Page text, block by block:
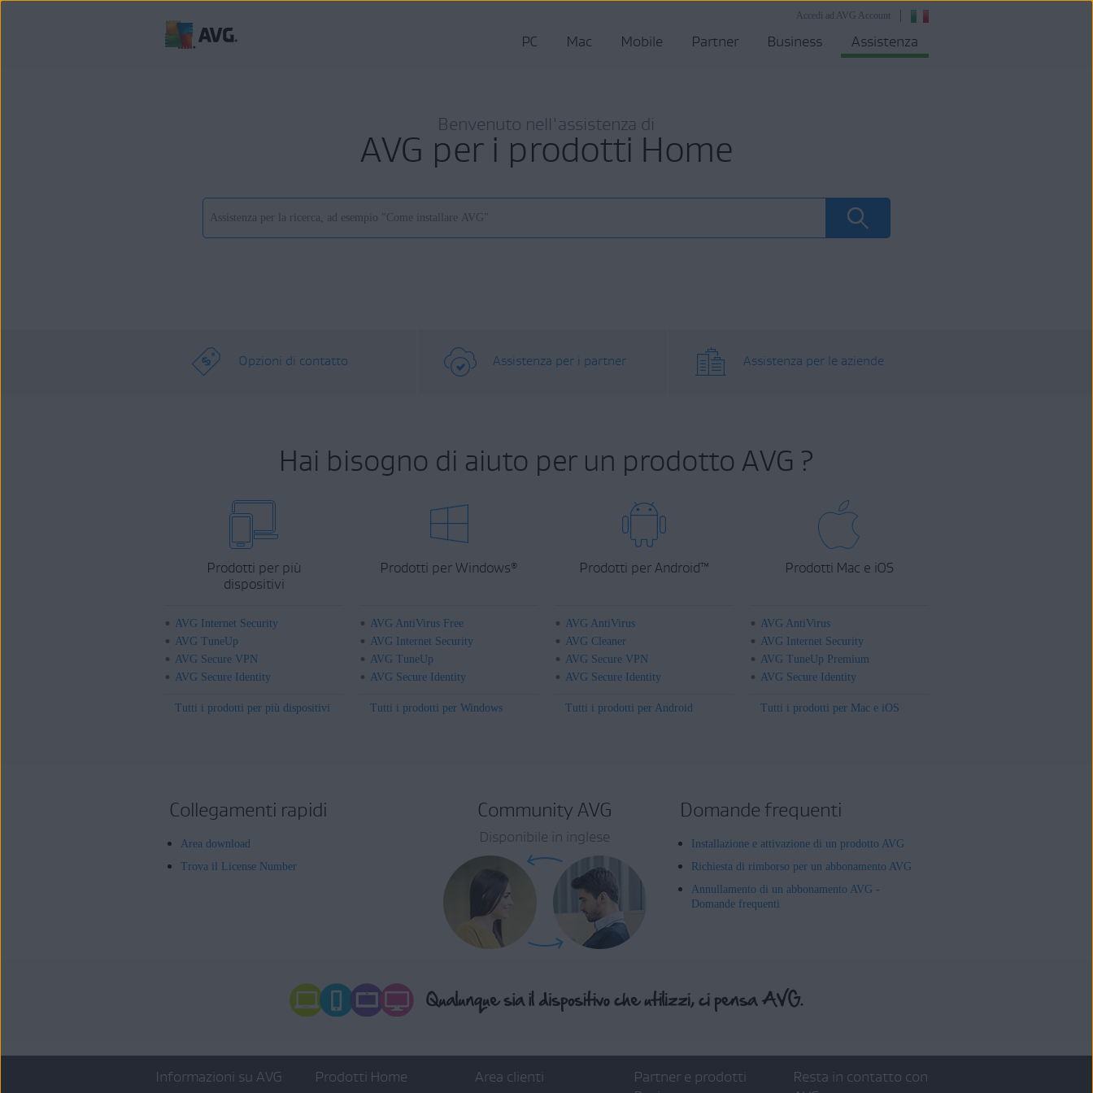
Accedi ad AVG Account
PC Mac Mobile Partner Business Assistenza
Benvenuto nell'assistenza di
AVG per i prodotti Home
Opzioni di contatto Assistenza per i partner Assistenza per le aziende
Hai bisogno di aiuto per un prodotto AVG ?
Prodotti per più
dispositivi
AVG Internet Security
AVG TuneUp
AVG Secure VPN
AVG Secure Identity
Tutti i prodotti per più dispositivi
Prodotti per Windows®
AVG AntiVirus Free
AVG Internet Security
AVG TuneUp
AVG Secure Identity
Tutti i prodotti per Windows
Prodotti per Android™
AVG AntiVirus
AVG Cleaner
AVG Secure VPN
AVG Secure Identity
Tutti i prodotti per Android
Prodotti Mac e iOS
AVG AntiVirus
AVG Internet Security
AVG TuneUp Premium
AVG Secure Identity
Tutti i prodotti per Mac e iOS
Collegamenti rapidi
Area download
Trova il License Number
Community AVG
Disponibile in inglese
Domande frequenti
Installazione e attivazione di un prodotto AVG
Richiesta di rimborso per un abbonamento AVG
Annullamento di un abbonamento AVG -
Domande frequenti
Informazioni su AVG Prodotti Home Area clienti
Partner e prodotti
Resta in contatto con